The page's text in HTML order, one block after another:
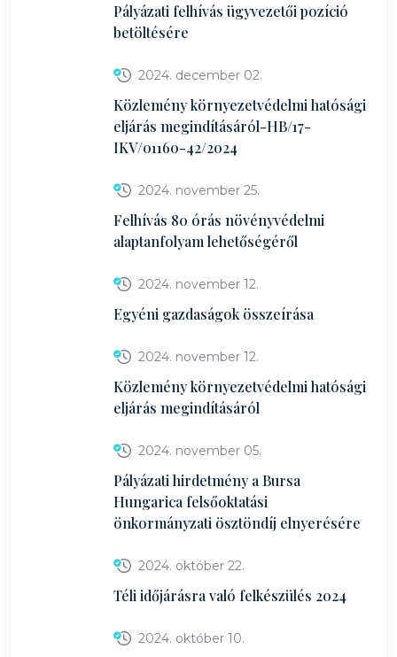
Pályázati felhívás ügyvezetői pozíció
betöltésére
2024. december 02.
Közlemény környezetvédelmi hatósági
eljárás megindításáról-HB/17-
IKV/01160-42/2024
2024. november 25.
Felhívás 80 órás növényvédelmi
alaptanfolyam lehetőségéről
2024. november 12.
Egyéni gazdaságok összeírása
2024. november 12.
Közlemény környezetvédelmi hatósági
eljárás megindításáról
2024. november 05.
Pályázati hirdetmény a Bursa
Hungarica felsőoktatási
önkormányzati ösztöndíj elnyerésére
2024. október 22.
Téli időjárásra való felkészülés 2024
2024. október 10.